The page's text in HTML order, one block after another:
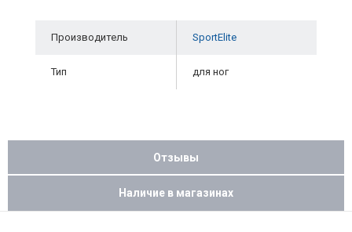
Производитель SportElite
Тип для ног
Отзывы
Наличие в магазинах